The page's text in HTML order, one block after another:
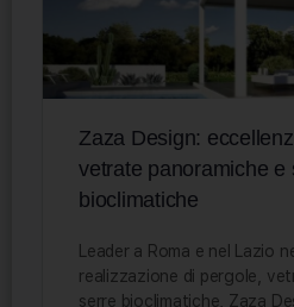
Zaza Design:
vetrate panoramiche e
bioclimatiche
Leader a Roma e nel Lazio
realizzazione di pergole,
serre bioclimatiche, Zaza